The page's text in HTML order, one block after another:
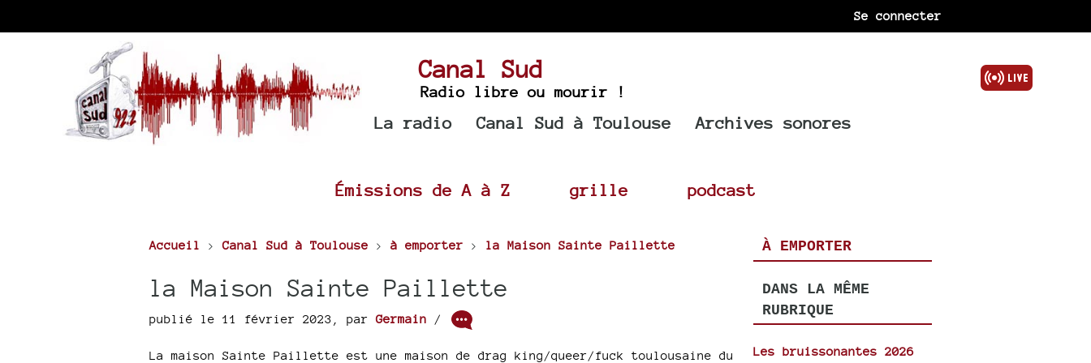
Se connecter
Canal Sud
Radio libre ou mourir !
La radio Canal Sud à Toulouse Archives sonores
Émissions de A à Z grille podcast
Accueil >Canal Sud à Toulouse > à emporter > la Maison Sainte Paillette
la Maison Sainte Paillette
publié le 11 février 2023 parGermain /
La maison Sainte Paillette est une maison de drag king/queer/fuck toulousaine du
À EMPORTER
DANS LA MÊME
RUBRIQUE
Les bruissonantes 2026